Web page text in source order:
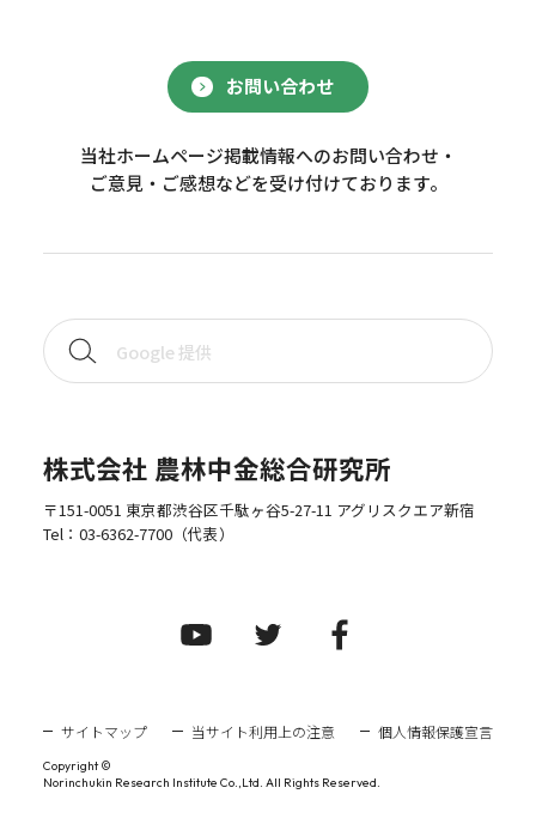
お問い合わせ
当社ホームページ掲載情報へのお問い合わせ・
ご意見・ご感想などを受け付けております。
株式会社 農林中金総合研究所
〒151-0051 東京都渋谷区千駄ヶ谷5-27-11 アグリスクエア新宿
Tel： 03-6362-7700（代表）
サイトマップ 当サイト利用上の注意 個人情報保護宣言
Copyright ©
Norinchukin Research Institute Co.,Ltd. All Rights Reserved.